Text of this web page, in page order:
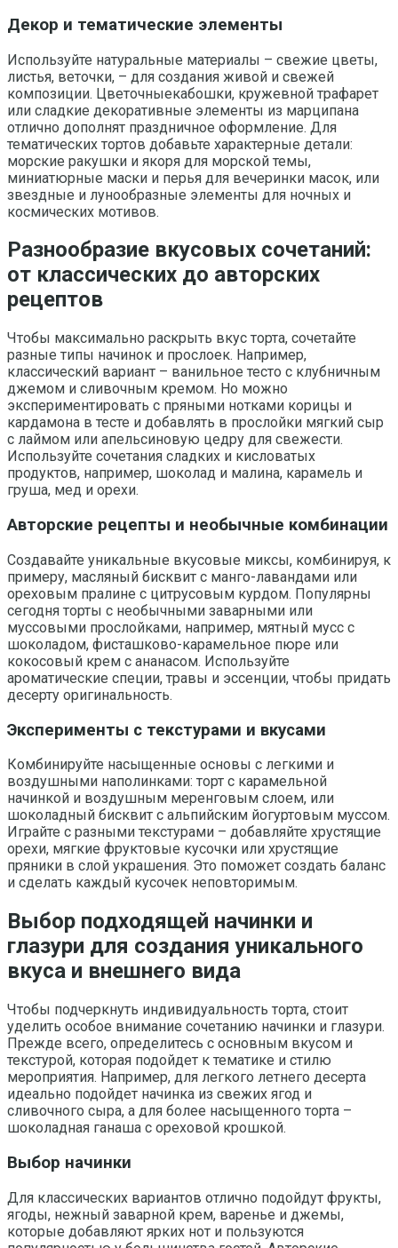
Декор и тематические элементы
Используйте натуральные материалы – свежие цветы,
листья, веточки, – для создания живой и свежей
композиции. Цветочныекабошки, кружевной трафарет
или сладкие декоративные элементы из марципана
отлично дополнят праздничное оформление. Для
тематических тортов добавьте характерные детали:
морские ракушки и якоря для морской темы,
миниатюрные маски и перья для вечеринки масок, или
звездные и лунообразные элементы для ночных и
космических мотивов.
Разнообразие вкусовых сочетаний:
от классических до авторских
рецептов
Чтобы максимально раскрыть вкус торта, сочетайте
разные типы начинок и прослоек. Например,
классический вариант – ванильное тесто с клубничным
джемом и сливочным кремом. Но можно
экспериментировать с пряными нотками корицы и
кардамона в тесте и добавлять в прослойки мягкий сыр
с лаймом или апельсиновую цедру для свежести.
Используйте сочетания сладких и кисловатых
продуктов, например, шоколад и малина, карамель и
груша, мед и орехи.
Авторские рецепты и необычные комбинации
Создавайте уникальные вкусовые миксы, комбинируя, к
примеру, масляный бисквит с манго-лавандами или
ореховым пралине с цитрусовым курдом. Популярны
сегодня торты с необычными заварными или
муссовыми прослойками, например, мятный мусс с
шоколадом, фисташково-карамельное пюре или
кокосовый крем с ананасом. Используйте
ароматические специи, травы и эссенции, чтобы придать
десерту оригинальность.
Эксперименты с текстурами и вкусами
Комбинируйте насыщенные основы с легкими и
воздушными наполинками: торт с карамельной
начинкой и воздушным меренговым слоем, или
шоколадный бисквит с альпийским йогуртовым муссом.
Играйте с разными текстурами – добавляйте хрустящие
орехи, мягкие фруктовые кусочки или хрустящие
пряники в слой украшения. Это поможет создать баланс
и сделать каждый кусочек неповторимым.
Выбор подходящей начинки и
глазури для создания уникального
вкуса и внешнего вида
Чтобы подчеркнуть индивидуальность торта, стоит
уделить особое внимание сочетанию начинки и глазури.
Прежде всего, определитесь с основным вкусом и
текстурой, которая подойдет к тематике и стилю
мероприятия. Например, для легкого летнего десерта
идеально подойдет начинка из свежих ягод и
сливочного сыра, а для более насыщенного торта –
шоколадная ганаша с ореховой крошкой.
Выбор начинки
Для классических вариантов отлично подойдут фрукты,
ягоды, нежный заварной крем, варенье и джемы,
которые добавляют ярких нот и пользуются